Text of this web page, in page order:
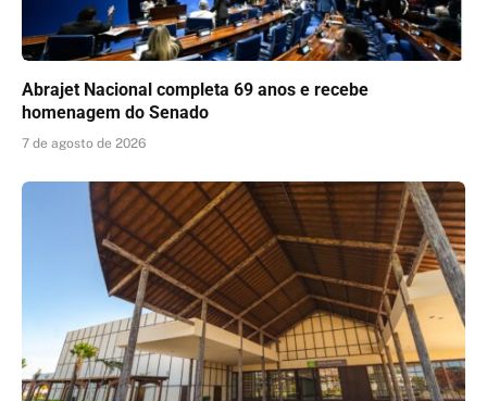
Abrajet Nacional completa 69 anos e recebe
homenagem do Senado
7 de agosto de 2026